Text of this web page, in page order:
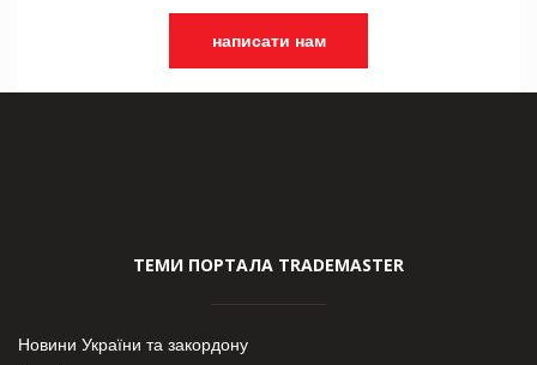
написати нам
ТЕМИ ПОРТАЛА TRADEMASTER
Новини України та закордону